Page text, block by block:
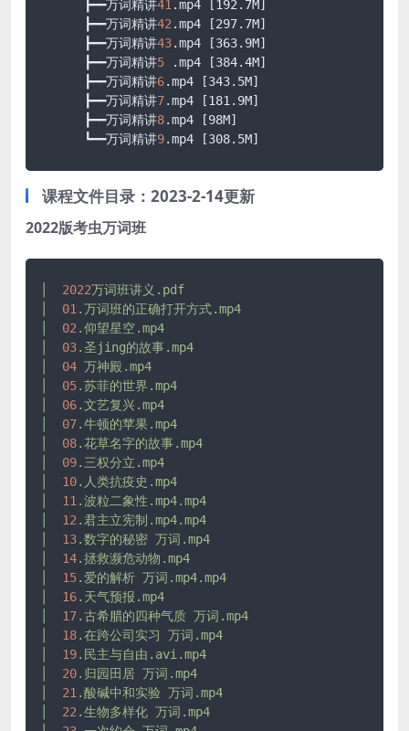
      ┣━━万词精讲
41 .mp4
[192.7M]
      ┣━━万词精讲
42 .mp4
[297.7M]
      ┣━━万词精讲
43.mp4
[363.9M]
      ┣━━万词精讲
5 .mp4
[384.4M]
      ┣━━万词精讲
6.mp4
[343.5M]
      ┣━━万词精讲
7.mp4
[181.9M]
      ┣━━万词精讲
8.mp4
[98M]
      ┗━━万词精讲
9.mp4 [308.5M]
课程文件目录：2023-2-14更新
2022版考虫万词班
2022万词班讲义.pdf
01 .万词班的正确打开方式.mp4
02 .仰望星空.mp4
03.圣jing的故事.mp4
04 万神殿.mp4
05.苏菲的世界.mp4
06.文艺复兴.mp4
07.牛顿的苹果.mp4
08.花草名字的故事.mp4
09.三权分立.mp4
10.人类抗疫史.mp4
11 .波粒二象性.mp4.mp4
12 .君主立宪制.mp4.mp4
13.数字的秘密 万词.mp4
14.拯救濒危动物.mp4
15.爱的解析 万词.mp4.mp4
16.天气预报.mp4
17.古希腊的四种气质 万词.mp4
18.在跨公司实习
万词.mp4
19.民主与自由.avi.mp4
20.归园田居 万词.mp4
21 .酸碱中和实验 万词.mp4
22 .生物多样化 万词.mp4